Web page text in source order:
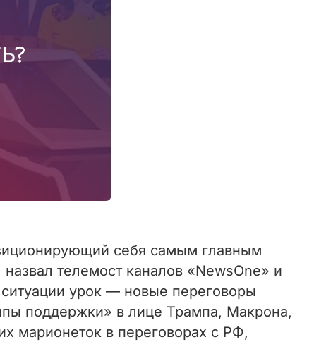
себя самым главным
телемост каналов «NewsOne» и
урок — новые переговоры
поддержки» в лице Трампа, Макрона,
марионеток в переговорах с РФ,